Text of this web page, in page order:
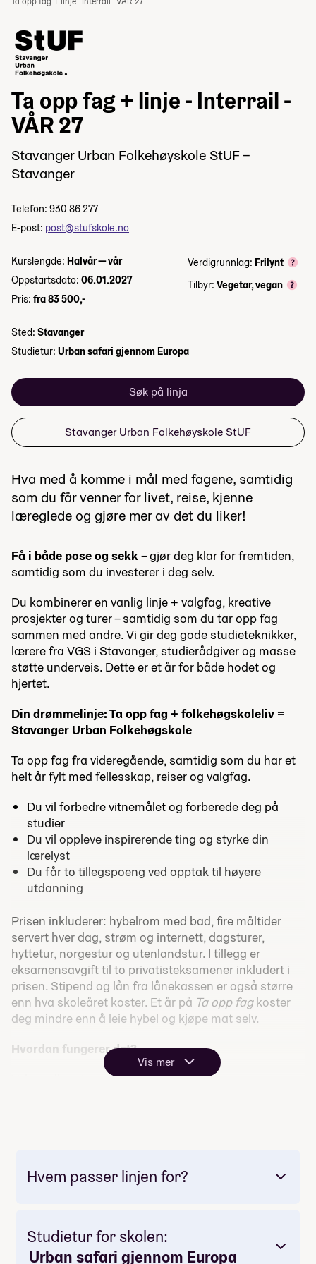
Ta opp fag + linje - Interrail -
VÅR 27
Stavanger Urban Folkehøyskole StUF –
Stavanger
Telefon: 930 86 277
E-post: post@stufskole.no
Kurslengde: Halvår — vår
Oppstartsdato: 06.01.2027
Pris: fra 83 500,-
Verdigrunnlag: Frilynt
Tilbyr: Vegetar, vegan
Sted: Stavanger
Studietur: Urban safari gjennom Europa
Søk på linja
Stavanger Urban Folkehøyskole StUF
Hva med å komme i mål med fagene, samtidig
som du får venner for livet, reise, kjenne
læreglede og gjøre mer av det du liker!
Få i både pose og sekk– gjør deg klar for fremtiden,
samtidig som du investerer i deg selv.
Du kombinerer en vanlig linje + valgfag, kreative
prosjekter og turer – samtidig som du tar opp fag
sammen med andre. Vi gir deg gode studieteknikker,
lærere fra VGS i Stavanger, studierådgiver og masse
støtte underveis. Dette er et år for både hodet og
hjertet.
Din drømmelinje: Ta opp fag + folkehøgskoleliv =
Stavanger Urban Folkehøgskole
Ta opp fag fra videregående, samtidig som du har et
helt år fylt med fellesskap, reiser og valgfag.
Du vil forbedre vitnemålet og forberede deg på
studier
Du vil oppleve inspirerende ting og styrke din
lærelyst
Du får to tillegspoeng ved opptak til høyere
utdanning
Prisen inkluderer: hybelrom med bad, fire måltider
servert hver dag, strøm og internett, dagsturer,
hyttetur, norgestur og utenlandstur. I tillegg er
eksamensavgift til to privatisteksamener inkludert i
prisen. Stipend og lån fra lånekassen er også større
enn hva skoleåret koster. Et år på Ta opp fagkoster
deg mindre enn å leie hybel og kjøpe mat selv.
Hvordan fungerer det?
Velg mellom to modeller:
Valgfag og felleaktivitet
Hva får du?
Vis mer
Hvem passer linjen for?
Studietur for skolen:
Urban safari gjennom Europa